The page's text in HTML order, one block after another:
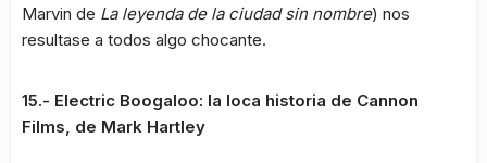
Marvin de La leyenda de la ciudad sin nombre) nos
resultase a todos algo chocante.
15.- Electric Boogaloo: la loca historia de Cannon
Films, de Mark Hartley